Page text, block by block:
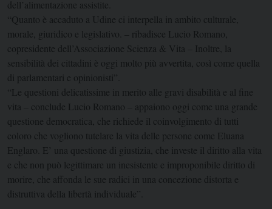
dell’alimentazione assistite.
“Quanto è accaduto a Udine ci interpella in ambito culturale,
morale, giuridico e legislativo. – ribadisce Lucio Romano,
copresidente dell’Associazione Scienza & Vita – Inoltre, la
sensibilità dei cittadini è oggi molto più avvertita, così come quella
di parlamentari e opinionisti”.
“Le questioni delicatissime in merito alle gravi disabilità e al fine
vita – conclude Lucio Romano – appaiono oggi come una grande
questione democratica, che richiede il coinvolgimento di tutti
coloro che vogliono tutelare la vita delle persone come Eluana
Englaro. E’ una questione di giustizia, che investe il diritto alla vita
e che non può legittimare un inesistente e improponibile diritto di
morire, che affonda le sue radici in una concezione distorta e
distruttiva della libertà individuale”.